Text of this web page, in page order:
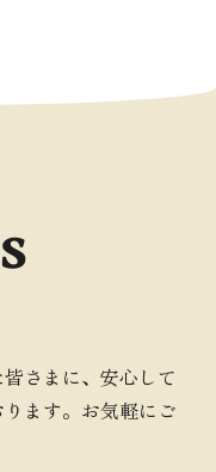
さまに、安心して
ます。お気軽にご